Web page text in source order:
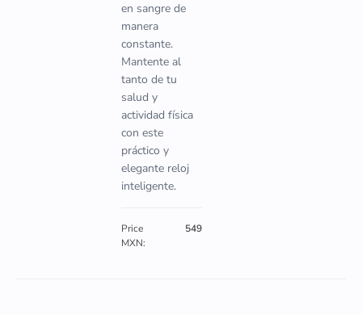
en sangre de
manera
constante.
Mantente al
tanto de tu
salud y
actividad física
con este
práctico y
elegante reloj
inteligente.
Price
MXN:
549